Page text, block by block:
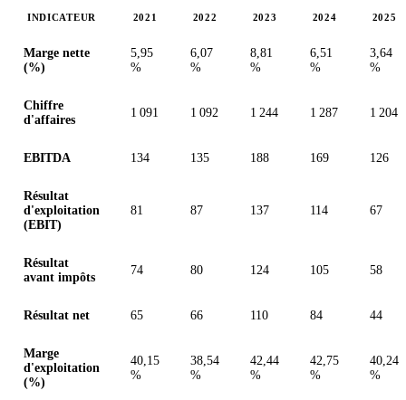
INDICATEUR 2021 2022 2023 2024 2025
Marge nette
(%)
5,95
%
6,07
%
8,81
%
6,51
%
3,64
%
Chiffre
d'affaires
1 091 1 092 1 244 1 287 1 204
EBITDA 134 135 188 169 126
Résultat
d'exploitation
(EBIT)
81 87 137 114 67
Résultat
avant impôts
74 80 124 105 58
Résultat net 65 66 110 84 44
Marge
d'exploitation
(%)
40,15
%
38,54
%
42,44
%
42,75
%
40,24
%